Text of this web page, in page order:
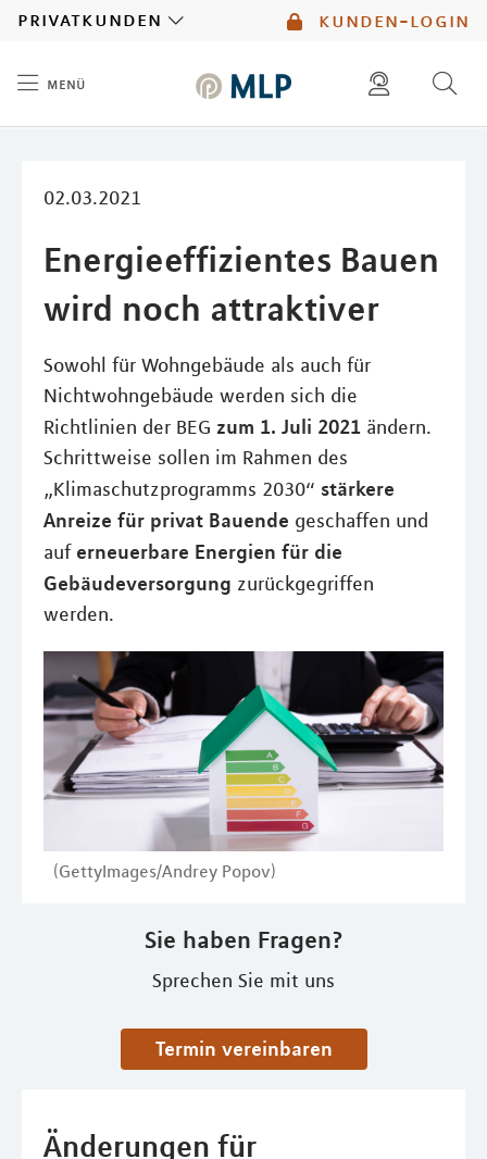
kunden-login
privatkunden
menü
02.03.2021
Energieeffizientes Bauen
wird noch attraktiver
Sowohl für Wohngebäude als auch für
Nichtwohngebäude werden sich die
Richtlinien der BEG zum 1. Juli 2021 ändern.
Schrittweise sollen im Rahmen des
„Klimaschutzprogramms 2030“ stärkere
Anreize für privat Bauende geschaffen und
auf erneuerbare Energien für die
Gebäudeversorgung zurückgegriffen
werden.
(GettyImages/Andrey Popov)
Sie haben Fragen?
Sprechen Sie mit uns
Termin vereinbaren
Änderungen für